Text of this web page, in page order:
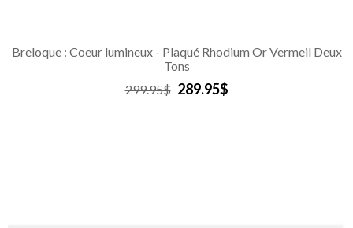
Breloque : Coeur lumineux - Plaqué Rhodium Or Vermeil Deux
Tons
299.95$ 289.95$